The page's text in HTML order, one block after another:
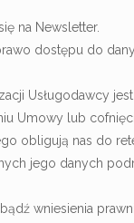
na Newsletter.
dostępu do
Usługodawcy
Umowy lub
obligują nas do
jego danych
wniesienia